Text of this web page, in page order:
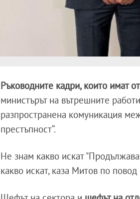
Ръководните кадри, които имат
министърът на вътрешните
разпространена комуникация
престъпност“.
Не знам какво искат
какво искат, каза Митов по повод